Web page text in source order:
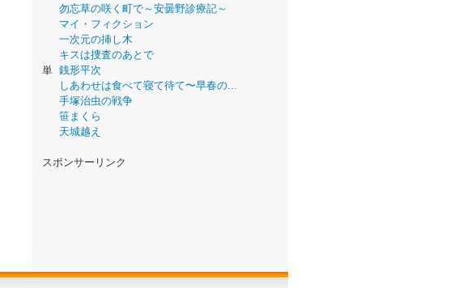
勿忘草の咲く町で～安曇野診療記～
マイ・フィクション
一次元の挿し木
キスは捜査のあとで
単 銭形平次
しあわせは食べて寝て待て〜早春の...
手塚治虫の戦争
笹まくら
天城越え
スポンサーリンク